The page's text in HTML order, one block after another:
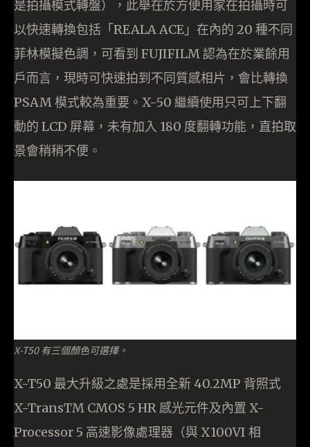
是拍攝模式轉盤），此舉在於方便用家在拍攝時可
以快速轉換包括「REALA ACE」在內的 20 種不同
菲林模擬色調，可看到 FUJIFILM 認為在於業餘用
戶而言，現時可快速拍到不同質感相片，會比轉換
PSAM 模式較為重要。X-50 繼續使用只可上下翻
動的 LCD 屏幕，未有加入 180 度翻轉功能，直拍取
景會稍稍不便。
X-T50 有三個顏色可選擇。
X-T50 最大升級之處是採用全新 40.2MP 背照式
X-TransTM CMOS 5 HR 感光元件及內置 X-
Processor 5 高速影像處理器（與 X100VI 相